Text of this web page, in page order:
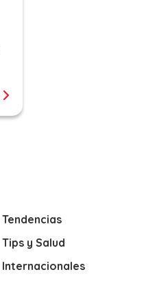
Tendencias
Tips y Salud
Internacionales